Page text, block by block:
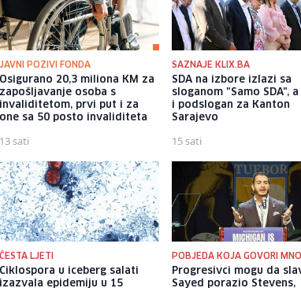
JAVNI POZIVI FONDA
Osigurano 20,3 miliona KM za
zapošljavanje osoba s
invaliditetom, prvi put i za
one sa 50 posto invaliditeta
13 sati
SAZNAJE KLIX.BA
SDA na izbore izlazi sa
sloganom "Samo SDA",
i podslogan za Kanton
Sarajevo
15 sati
ČESTA LJETI
Ciklospora u iceberg salati
izazvala epidemiju u 15
POBJEDA KOJA GOVORI
Progresivci mogu da
Sayed porazio Stevens,